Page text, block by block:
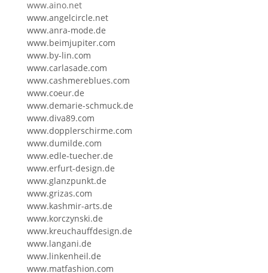
www.aino.net
www.angelcircle.net
www.anra-mode.de
www.beimjupiter.com
www.by-lin.com
www.carlasade.com
www.cashmereblues.com
www.coeur.de
www.demarie-schmuck.de
www.diva89.com
www.dopplerschirme.com
www.dumilde.com
www.edle-tuecher.de
www.erfurt-design.de
www.glanzpunkt.de
www.grizas.com
www.kashmir-arts.de
www.korczynski.de
www.kreuchauffdesign.de
www.langani.de
www.linkenheil.de
www.matfashion.com